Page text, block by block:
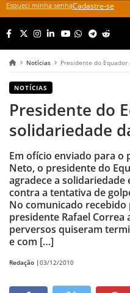
Esqueci minha senhaCadastre-se
Notícias Presidente do Equador
NOTÍCIAS
Presidente do
solidariedade
Em ofício enviado para o
Neto, o presidente do
agradece a
contra a tentativa de
No comunicado recebido
presidente Rafael Correa
perversos quiseram
e com […]
Redação |03/12/2010